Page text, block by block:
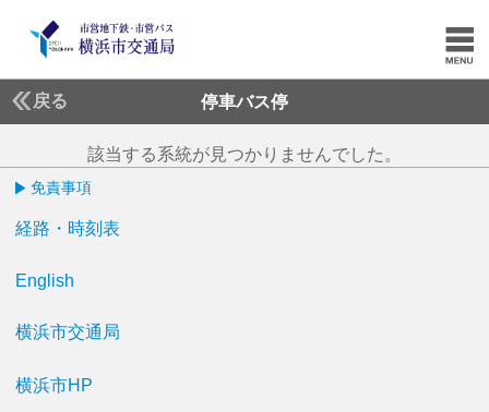
戻る 停車バス停
該当する系統が見つかりませんでした。
免責事項
経路・時刻表
English
横浜市交通局
横浜市HP